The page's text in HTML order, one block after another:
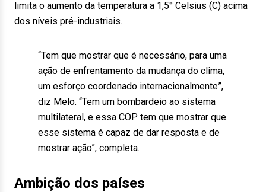
limita o aumento da temperatura a 1,5° Celsius (C) acima
dos níveis pré-industriais.
“Tem que mostrar que é necessário, para uma
ação de enfrentamento da mudança do clima,
um esforço coordenado internacionalmente”,
diz Melo. “Tem um bombardeio ao sistema
multilateral, e essa COP tem que mostrar que
esse sistema é capaz de dar resposta e de
mostrar ação”, completa.
Ambição dos países